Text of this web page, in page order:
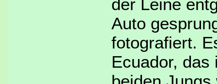
der Leine
Auto
fotografiert.
Ecuador,